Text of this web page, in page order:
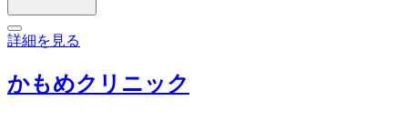
詳細を見る
かもめクリニック